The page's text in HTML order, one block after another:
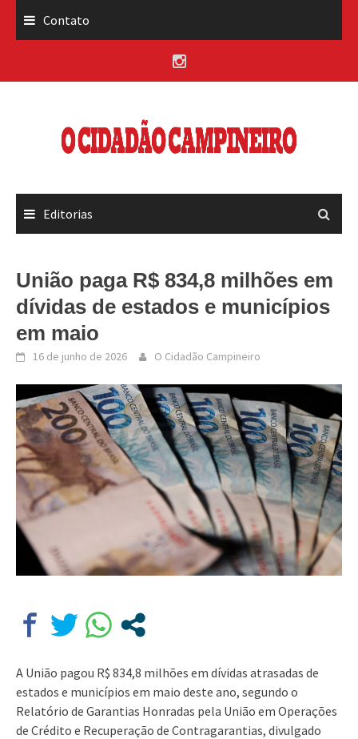
Contato
Editorias
União paga R$ 834,8 milhões em
dívidas de estados e municípios
em maio
16 de junho de 2026 O Cidadão Campineiro
A União pagou R$ 834,8 milhões em dívidas atrasadas de
estados e municípios em maio deste ano, segundo o
Relatório de Garantias Honradas pela União em Operações
de Crédito e Recuperação de Contragarantias, divulgado